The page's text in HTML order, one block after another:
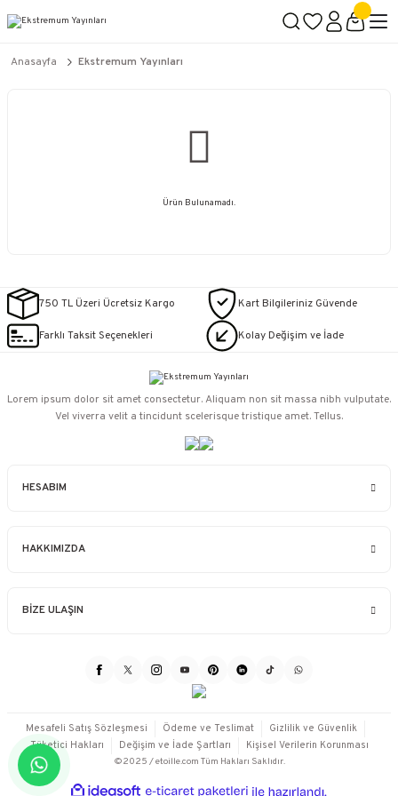
Anasayfa Ekstremum Yayınları
Ürün Bulunamadı.
750 TL Üzeri Ücretsiz Kargo Kart Bilgileriniz Güvende
Farklı Taksit Seçenekleri Kolay Değişim ve İade
HESABIM
HAKKIMIZDA
BİZE ULAŞIN
Lorem ipsum dolor sit amet consectetur. Aliquam non sit massa nibh vulputate.
Vel viverra velit a tincidunt scelerisque tristique amet. Tellus.
©2025 / etoille.com Tüm Hakları Saklıdır.
Mesafeli Satış Sözleşmesi Ödeme ve Teslimat
Gizlilik ve Güvenlik
Tüketici Hakları
Değişim ve İade Şartları Kişisel Verilerin Korunması
ideasoft e-